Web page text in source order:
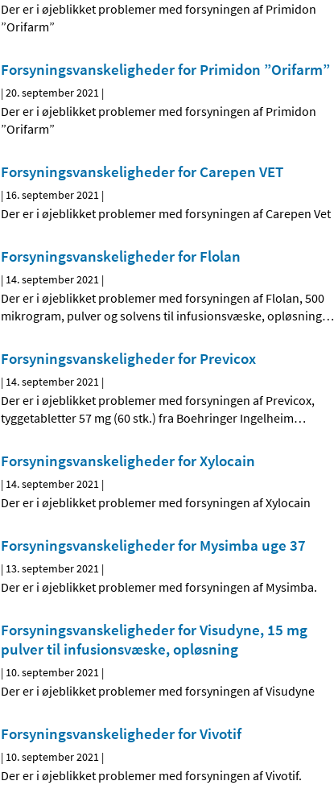
Der er i øjeblikket problemer med forsyningen af Primidon
”Orifarm”
Forsyningsvanskeligheder for Primidon ”Orifarm”
|20. september 2021 |
Der er i øjeblikket problemer med forsyningen af Primidon
”Orifarm”
Forsyningsvanskeligheder for Carepen VET
| 16. september 2021 |
Der er i øjeblikket problemer med forsyningen af Carepen Vet
Forsyningsvanskeligheder for Flolan
| 14. september 2021 |
Der er i øjeblikket problemer med forsyningen af Flolan, 500
mikrogram, pulver og solvens til infusionsvæske, opløsning…
Forsyningsvanskeligheder for Previcox
| 14. september 2021 |
Der er i øjeblikket problemer med forsyningen af Previcox,
tyggetabletter 57 mg (60 stk.) fra Boehringer Ingelheim…
Forsyningsvanskeligheder for Xylocain
| 14. september 2021 |
Der er i øjeblikket problemer med forsyningen af Xylocain
Forsyningsvanskeligheder for Mysimba uge 37
| 13. september 2021 |
Der er i øjeblikket problemer med forsyningen af Mysimba.
Forsyningsvanskeligheder for Visudyne, 15 mg
pulver til infusionsvæske, opløsning
| 10. september 2021 |
Der er i øjeblikket problemer med forsyningen af Visudyne
Forsyningsvanskeligheder for Vivotif
| 10. september 2021 |
Der er i øjeblikket problemer med forsyningen af Vivotif.